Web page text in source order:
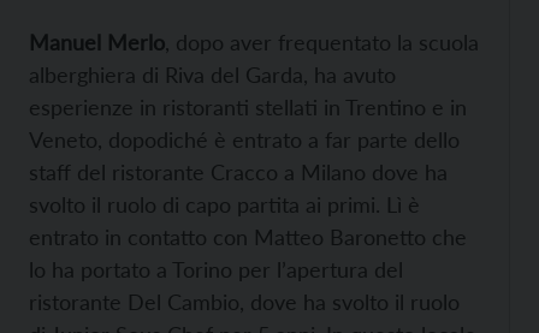
Manuel Merlo , dopo aver frequentato la scuola
alberghiera di Riva del Garda, ha avuto
esperienze in ristoranti stellati in Trentino e in
Veneto, dopodiché è entrato a far parte dello
staff del ristorante Cracco a Milano dove ha
svolto il ruolo di capo partita ai primi. Lì è
entrato in contatto con Matteo Baronetto che
lo ha portato a Torino per l’apertura del
ristorante Del Cambio, dove ha svolto il ruolo